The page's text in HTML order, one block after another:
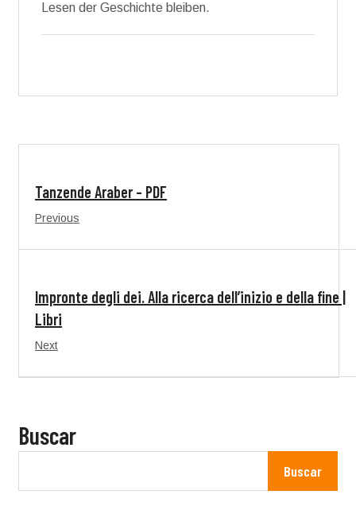
Lesen der Geschichte bleiben.
Tanzende Araber – PDF
Previous
Impronte degli dei. Alla ricerca dell’inizio e della fine |
Libri
Next
Buscar
Buscar